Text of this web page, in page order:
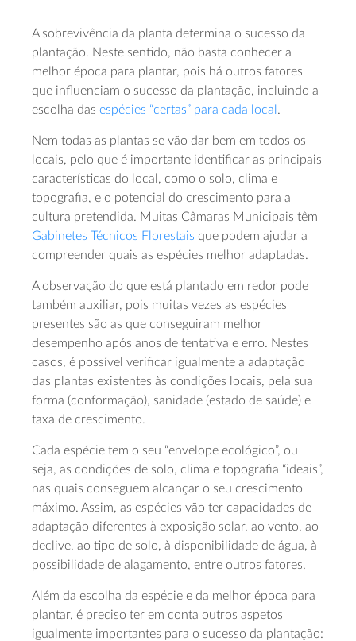
A sobrevivência da planta determina o sucesso da
plantação. Neste sentido, não basta conhecer a
melhor época para plantar, pois há outros fatores
que influenciam o sucesso da plantação, incluindo a
escolha das espécies “certas” para cada local.
Nem todas as plantas se vão dar bem em todos os
locais, pelo que é importante identificar as principais
características do local, como o solo, clima e
topografia, e o potencial do crescimento para a
cultura pretendida. Muitas Câmaras Municipais têm
Gabinetes Técnicos Florestais que podem ajudar a
compreender quais as espécies melhor adaptadas.
A observação do que está plantado em redor pode
também auxiliar, pois muitas vezes as espécies
presentes são as que conseguiram melhor
desempenho após anos de tentativa e erro. Nestes
casos, é possível verificar igualmente a adaptação
das plantas existentes às condições locais, pela sua
forma (conformação), sanidade (estado de saúde) e
taxa de crescimento.
Cada espécie tem o seu “envelope ecológico”, ou
seja, as condições de solo, clima e topografia “ideais”,
nas quais conseguem alcançar o seu crescimento
máximo. Assim, as espécies vão ter capacidades de
adaptação diferentes à exposição solar, ao vento, ao
declive, ao tipo de solo, à disponibilidade de água, à
possibilidade de alagamento, entre outros fatores.
Além da escolha da espécie e da melhor época para
plantar, é preciso ter em conta outros aspetos
igualmente importantes para o sucesso da plantação: